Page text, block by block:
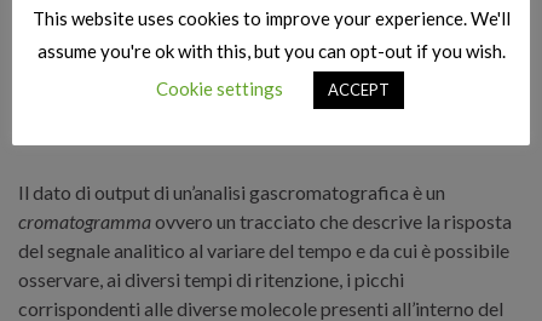
Sistema TD-FC-MS/FID/PFPD utilizzato presso il Laboratorio
Il dato di output di un’analisi gascromatografica è un
cromatogrammaovvero un tracciato che descrive la risposta
del segnale analitico al variare del tempo e da cui è possibile
osservare, ai diversi tempi di ritenzione, i picchi
corrispondenti alle diverse molecole presenti all’interno del
This website uses cookies to improve your experience. We'll
assume you're ok with this, but you can opt-out if you wish.
Cookie settings
ACCEPT